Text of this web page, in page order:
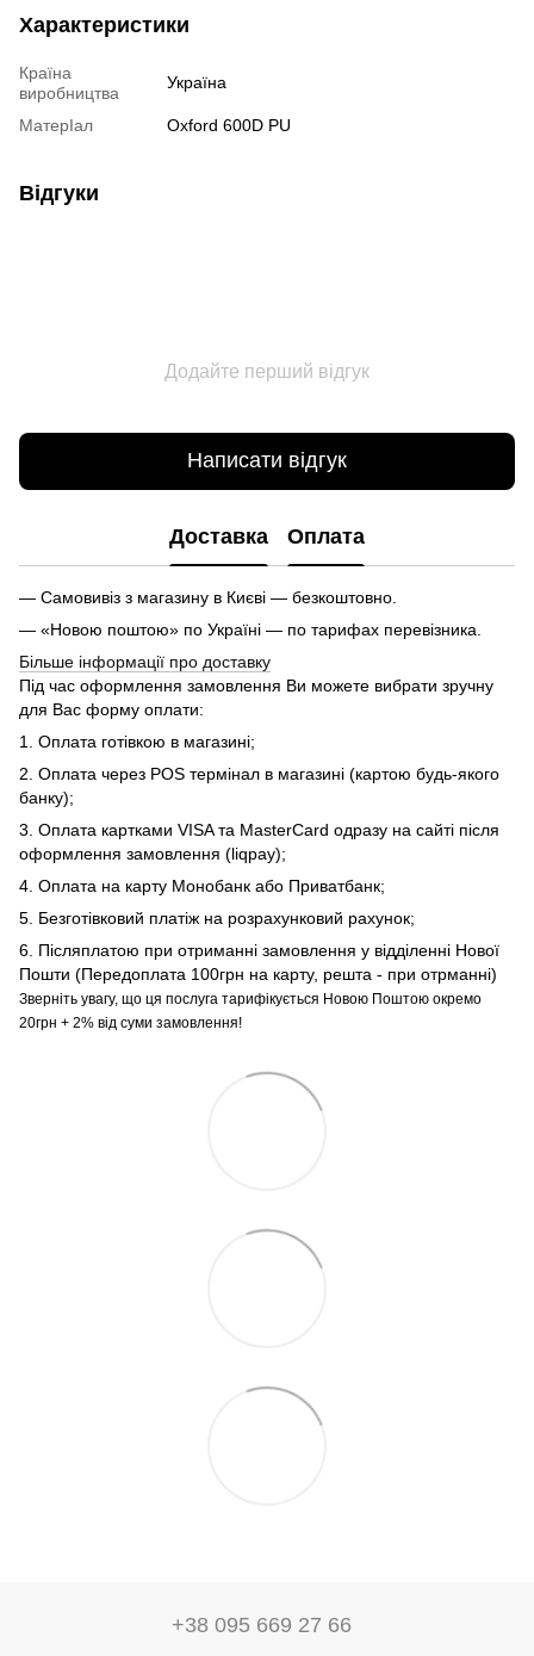
Характеристики
Країна
виробництва
Україна
МатерІал Oxford 600D PU
Відгуки
Додайте перший відгук
Написати відгук
Доставка Оплата
— Самовивіз з магазину в Києві — безкоштовно.
— «Новою поштою» по Україні — по тарифах перевізника.
Більше інформації про доставку
Під час оформлення замовлення Ви можете вибрати зручну
для Вас форму оплати:
1. Оплата готівкою в магазині;
2. Оплата через POS термінал в магазині (картою будь-якого
банку);
3. Оплата картками VISA та MasterCard одразу на сайті після
оформлення замовлення (liqpay);
4. Оплата на карту Монобанк або Приватбанк;
5. Безготівковий платіж на розрахунковий рахунок;
6. Післяплатою при отриманні замовлення у відділенні Нової
Пошти (Передоплата 100грн на карту, решта - при отрманні)
Зверніть увагу, що ця послуга тарифікується Новою Поштою окремо
20грн + 2% від суми замовлення!
+38 095 669 27 66